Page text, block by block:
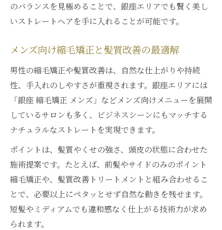
のバランスを見極めることで、銀座エリアでも賢く美し
いストレートヘアを手に入れることが可能です。
メンズ向け縮毛矯正と髪質改善の最適解
男性の縮毛矯正や髪質改善は、自然な仕上がりや持続
性、手入れのしやすさが重視されます。銀座エリアには
「銀座 縮毛矯正 メンズ」などメンズ向けメニューを展開
しているサロンも多く、ビジネスシーンにもマッチする
ナチュラルなストレートを実現できます。
ポイントは、髪質やくせの強さ、頭皮の状態に合わせた
施術提案です。たとえば、前髪やサイドのみのポイント
縮毛矯正や、髪質改善トリートメントと組み合わせるこ
とで、必要以上にペタッとせず自然な動きを残せます。
短髪やミディアムでも違和感なく仕上がる技術力が求め
られます。